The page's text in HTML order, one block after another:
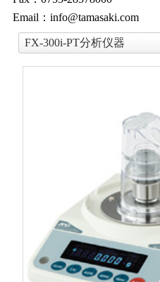
Email：info@tamasaki.com
FX-300i-PT分析仪器